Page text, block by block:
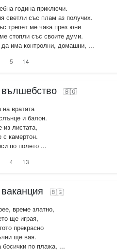
година приключи.
светли със плам аз получих.
трепет ме чака през юни
стопли със своите думи.
има контролни, домашни, ...
5 14
🇧🇬
на вратата
и балон.
из листата,
с камертон.
по полето ...
4 13
🇧🇬
време златно,
ще играя,
прекрасно
ще вая.
босички по плажа, ...